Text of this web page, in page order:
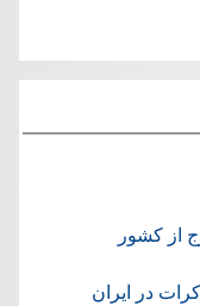
از کشور
در ایران